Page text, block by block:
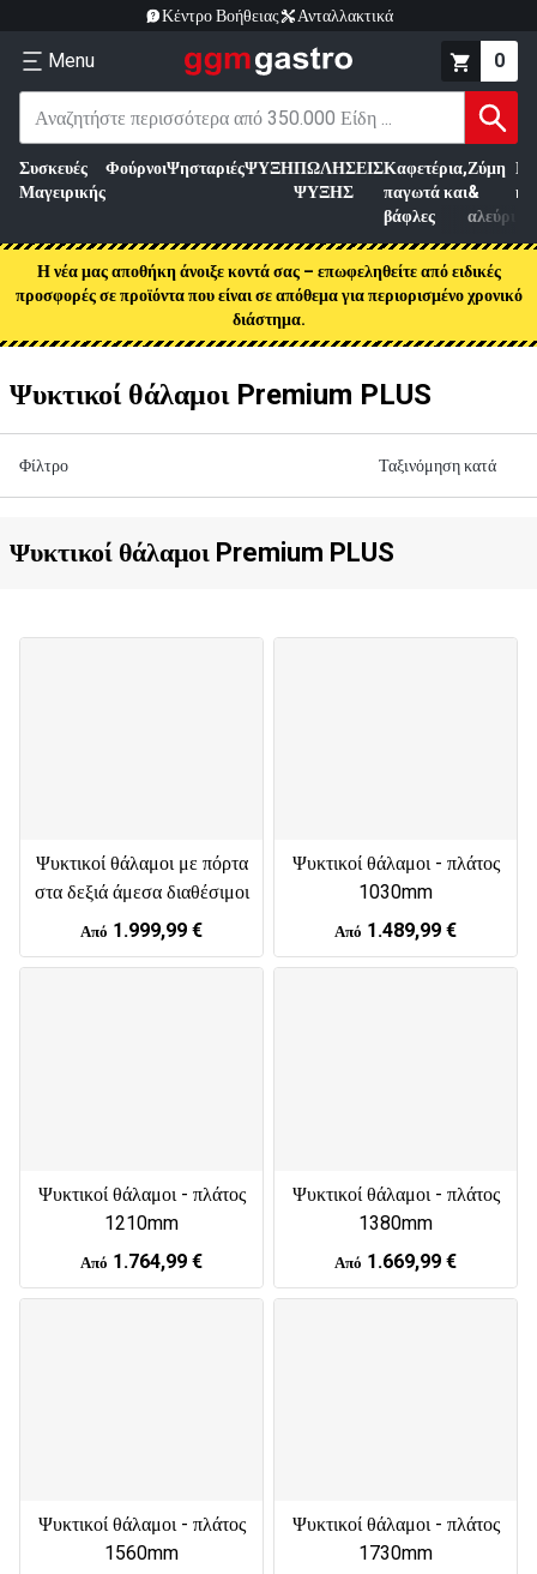
Κέντρο Βοήθειας Ανταλλακτικά
Menu 0
Συσκευές
Μαγειρικής
ΦούρνοιΨησταριέςΨΥΞΗΠΩΛΗΣΕΙΣ
ΨΥΞΗΣ
Καφετέρια,
παγωτά και
βάφλες
Ζύμη
&
αλεύρι
Η νέα μας αποθήκη άνοιξε κοντά σας – επωφεληθείτε από ειδικές
προσφορές σε προϊόντα που είναι σε απόθεμα για περιορισμένο χρονικό
διάστημα.
Ψυκτικοί θάλαμοι Premium PLUS
Φίλτρο Ταξινόμηση κατά
Ψυκτικοί θάλαμοι Premium PLUS
Ψυκτικοί θάλαμοι με πόρτα
στα δεξιά άμεσα διαθέσιμοι
Από 1.999,99 €
Ψυκτικοί θάλαμοι - πλάτος
1030mm
Από 1.489,99 €
Ψυκτικοί θάλαμοι - πλάτος
1210mm
Από 1.764,99 €
Ψυκτικοί θάλαμοι - πλάτος
1380mm
Από 1.669,99 €
Ψυκτικοί θάλαμοι - πλάτος
1560mm
Ψυκτικοί θάλαμοι - πλάτος
1730mm